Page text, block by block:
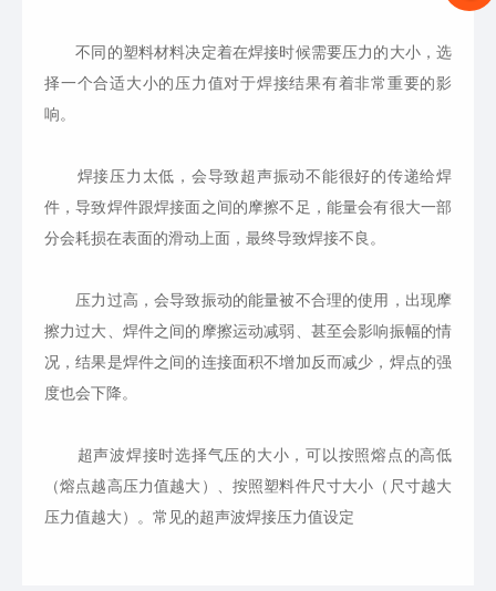
不同的塑料材料决定着在焊接时候需要压力的大小，选
择一个合适大小的压力值对于焊接结果有着非常重要的影
响。
焊接压力太低，会导致超声振动不能很好的传递给焊
件，导致焊件跟焊接面之间的摩擦不足，能量会有很大一部
分会耗损在表面的滑动上面，最终导致焊接不良。
压力过高，会导致振动的能量被不合理的使用，出现摩
擦力过大、焊件之间的摩擦运动减弱、甚至会影响振幅的情
况，结果是焊件之间的连接面积不增加反而减少，焊点的强
度也会下降。
超声波焊接时选择气压的大小，可以按照熔点的高低
（熔点越高压力值越大）、按照塑料件尺寸大小（尺寸越大
压力值越大）。常见的超声波焊接压力值设定